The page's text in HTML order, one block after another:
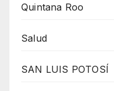
Quintana Roo
Salud
SAN LUIS POTOSÍ